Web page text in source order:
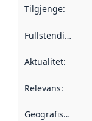
Tilgjenge:
Fullstendigheit
Aktualitet:
Relevans:
Geografisk område